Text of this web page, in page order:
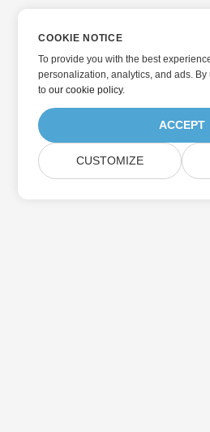
COOKIE NOTICE
To provide you with the best
personalization, analytics, and ads.
toour cookie policy.
ACCEPT
CUSTOMIZE